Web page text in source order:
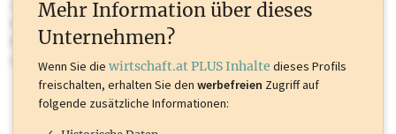
oder loggen Sie sich ein um diese Inhalte zu sehen. wirtschaft.at PLUS
Marken, Patente, Rechtstatsachen, OTS-Aussendungen, und viele
mehr.
Mehr Information über dieses
Unternehmen?
Wenn Sie die wirtschaft.at PLUS Inhalte dieses Profils
freischalten, erhalten Sie den werbefreien Zugriff auf
folgende zusätzliche Informationen: